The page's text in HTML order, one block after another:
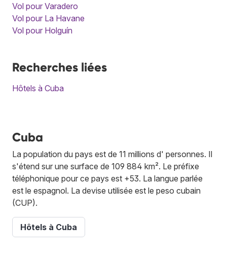
Vol pour Varadero
Vol pour La Havane
Vol pour Holguín
Recherches liées
Hôtels à Cuba
Cuba
La population du pays est de 11 millions d' personnes. Il
s'étend sur une surface de 109 884 km². Le préfixe
téléphonique pour ce pays est +53. La langue parlée
est le espagnol. La devise utilisée est le peso cubain
(CUP).
Hôtels à Cuba